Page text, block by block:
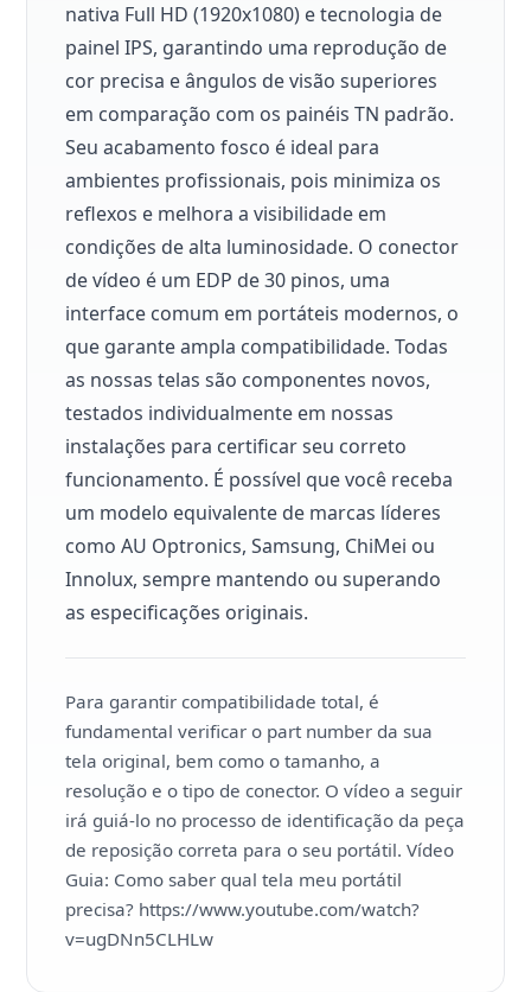
nativa Full HD (1920x1080) e tecnologia de
painel IPS, garantindo uma reprodução de
cor precisa e ângulos de visão superiores
em comparação com os painéis TN padrão.
Seu acabamento fosco é ideal para
ambientes profissionais, pois minimiza os
reflexos e melhora a visibilidade em
condições de alta luminosidade. O conector
de vídeo é um EDP de 30 pinos, uma
interface comum em portáteis modernos, o
que garante ampla compatibilidade. Todas
as nossas telas são componentes novos,
testados individualmente em nossas
instalações para certificar seu correto
funcionamento. É possível que você receba
um modelo equivalente de marcas líderes
como AU Optronics, Samsung, ChiMei ou
Innolux, sempre mantendo ou superando
as especificações originais.
Para garantir compatibilidade total, é
fundamental verificar o part number da sua
tela original, bem como o tamanho, a
resolução e o tipo de conector. O vídeo a seguir
irá guiá-lo no processo de identificação da peça
de reposição correta para o seu portátil. Vídeo
Guia: Como saber qual tela meu portátil
precisa? https://www.youtube.com/watch?
v=ugDNn5CLHLw